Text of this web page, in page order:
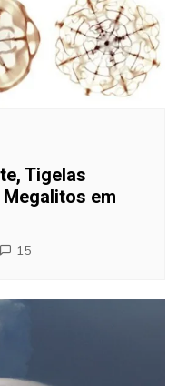
Tigelas
em
15